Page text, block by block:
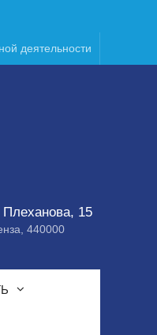
деятельности
15
440000